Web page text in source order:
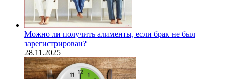
Можно ли получить алименты, если брак не был
зарегистрирован?
28.11.2025